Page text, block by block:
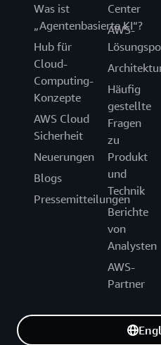
Was ist
„Agentenbasierte KI“?
Hub für
Cloud-
Computing-
Konzepte
AWS Cloud
Sicherheit
Neuerungen
Blogs
Pressemitteilungen
Center
AWS-
Häufig
gestellte
Fragen
zu
Produkt
und
Technik
Berichte
von
Analysten
AWS-
Partner